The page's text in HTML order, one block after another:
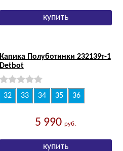
Капика Полуботинки 232139т-1
Detbot
32 33 34 35 36
5 990руб.